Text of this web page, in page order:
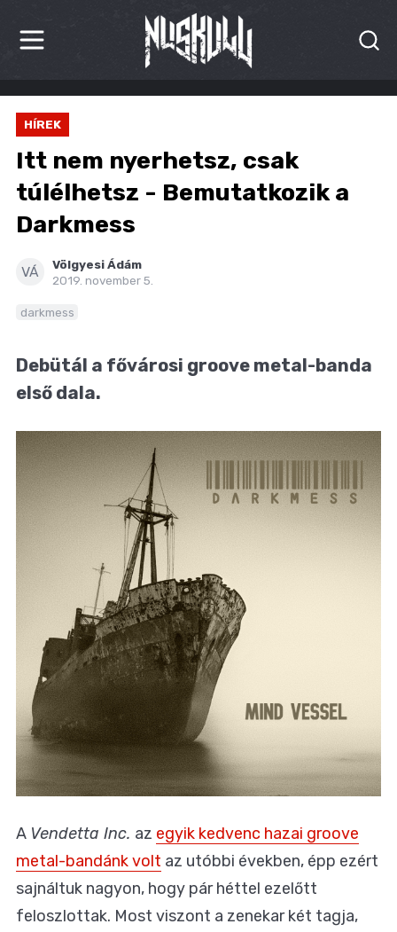
HÍREK
KRITIKÁK
BESZÁMOLÓK
INTERJÚK
PREMIEREK
BLOG
HÍREK
Itt nem nyerhetsz, csak
túlélhetsz - Bemutatkozik a
Darkmess
VÁ
Völgyesi Ádám
2019. november 5.
darkmess
Debütál a fővárosi groove metal-banda
első dala.
A Vendetta Inc. az egyik kedvenc hazai groove
metal-bandánk volt az utóbbi években, épp ezért
sajnáltuk nagyon, hogy pár héttel ezelőtt
feloszlottak. Most viszont a zenekar két tagja,